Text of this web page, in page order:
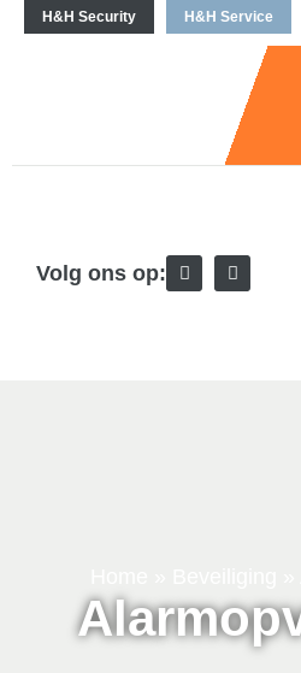
H&H Security H&H Service
Volg ons op: